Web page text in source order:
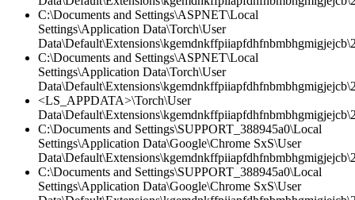
C:\Documents and Settings\ASPNET\Local
Settings\Application Data\Torch\User
C:\Documents and Settings\ASPNET\Local
Settings\Application Data\Torch\User
<LS_APPDATA>\Torch\User
C:\Documents and Settings\SUPPORT_388945a0\Local
Settings\Application Data\Google\Chrome SxS\User
C:\Documents and Settings\SUPPORT_388945a0\Local
Settings\Application Data\Google\Chrome SxS\User